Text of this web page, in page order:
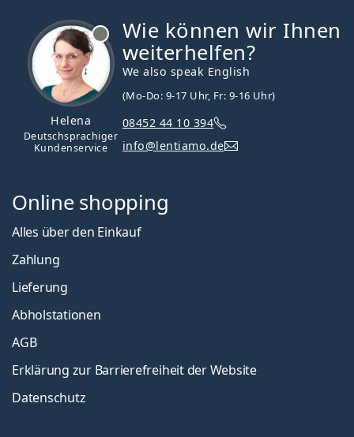
Helena
Deutschsprachiger
Kundenservice
Wie können wir Ihnen
weiterhelfen?
We also speak English
(Mo-Do: 9-17 Uhr, Fr: 9-16 Uhr)
08452 44 10 394
info@lentiamo.de
Online shopping
Alles über den Einkauf
Zahlung
Lieferung
Abholstationen
AGB
Erklärung zur Barrierefreiheit der Website
Datenschutz